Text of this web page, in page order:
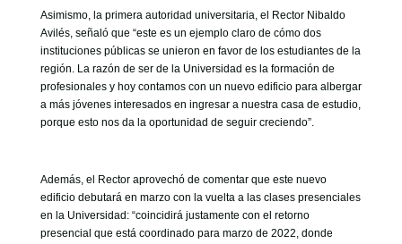
Asimismo, la primera autoridad universitaria, el Rector Nibaldo
Avilés, señaló que “este es un ejemplo claro de cómo dos
instituciones públicas se unieron en favor de los estudiantes de la
región. La razón de ser de la Universidad es la formación de
profesionales y hoy contamos con un nuevo edificio para albergar
a más jóvenes interesados en ingresar a nuestra casa de estudio,
porque esto nos da la oportunidad de seguir creciendo”.
Además, el Rector aprovechó de comentar que este nuevo
edificio debutará en marzo con la vuelta a las clases presenciales
en la Universidad: “coincidirá justamente con el retorno
presencial que está coordinado para marzo de 2022, donde